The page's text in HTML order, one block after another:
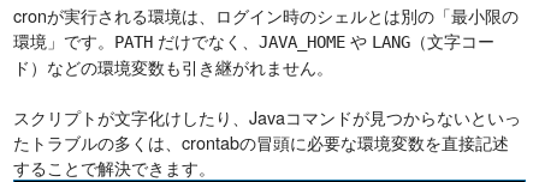
cronが実行される環境は、ログイン時のシェルとは別の「最小限の
環境」です。
PATH だけでなく、JAVA_HOME や LANG （文字コー
ド）などの環境変数も引き継がれません。
スクリプトが文字化けしたり、Javaコマンドが見つからないといっ
たトラブルの多くは、crontabの冒頭に必要な環境変数を直接記述
することで解決できます。